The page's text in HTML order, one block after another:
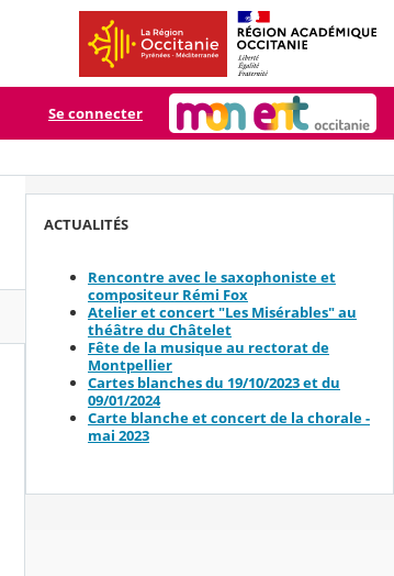
Se connecter
ACTUALITÉS
Rencontre avec le saxophoniste et
compositeur Rémi Fox
Atelier et concert "Les Misérables" au
théâtre du Châtelet
Fête de la musique au rectorat de
Montpellier
Cartes blanches du 19/10/2023 et du
09/01/2024
Carte blanche et concert de la chorale -
mai 2023